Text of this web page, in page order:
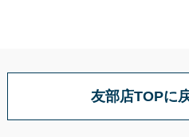
友部店TOPに